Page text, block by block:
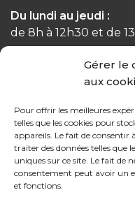
Gérer le
aux
Pour offrir les meilleures
telles que les cookies pour
appareils. Le fait de consentir
traiter des données telles
uniques sur ce site. Le fait de
consentement peut avoir un
et fonctions.
Du lundi au jeudi :
de 8h à 12h30 et de
Le vendredi :
de 8h à 12h30 et de
Notre